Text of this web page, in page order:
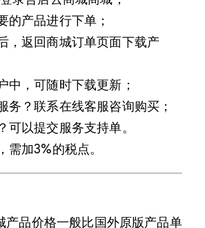
的产品进行下单；
，返回商城订单页面下载产
中，可随时下载更新；
务？联系在线客服咨询购买；
可以提交服务支持单。
需加3%的税点。
产品价格一般比国外原版产品单